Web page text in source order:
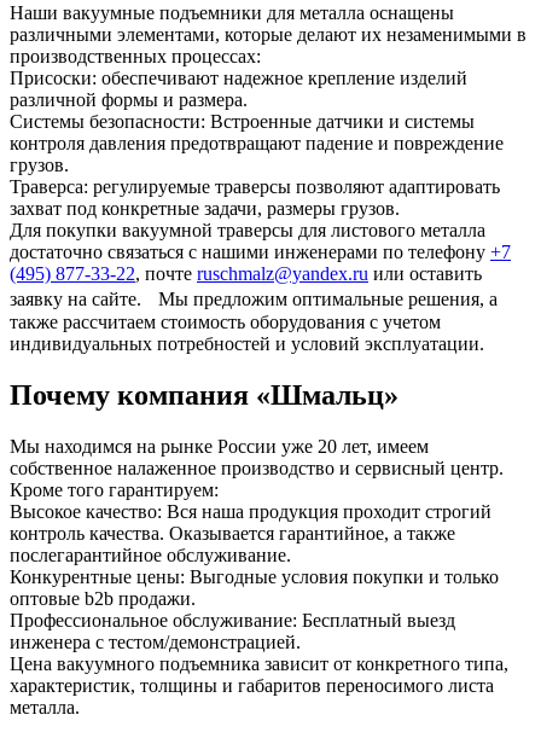
Наши вакуумные подъемники для металла оснащены
различными элементами, которые делают их незаменимыми в
производственных процессах:
Присоски: обеспечивают надежное крепление изделий
различной формы и размера.
Системы безопасности: Встроенные датчики и системы
контроля давления предотвращают падение и повреждение
грузов.
Траверса: регулируемые траверсы позволяют адаптировать
захват под конкретные задачи, размеры грузов.
Для покупки вакуумной траверсы для листового металла
достаточно связаться с нашими инженерами по телефону +7
(495) 877-33-22, почте ruschmalz@yandex.ru или оставить
заявку на сайте. Мы предложим оптимальные решения, а
также рассчитаем стоимость оборудования с учетом
индивидуальных потребностей и условий эксплуатации.
Почему компания «Шмальц»
Мы находимся на рынке России уже 20 лет, имеем
собственное налаженное производство и сервисный центр.
Кроме того гарантируем:
Высокое качество: Вся наша продукция проходит строгий
контроль качества. Оказывается гарантийное, а также
послегарантийное обслуживание.
Конкурентные цены: Выгодные условия покупки и только
оптовые b2b продажи.
Профессиональное обслуживание: Бесплатный выезд
инженера с тестом/демонстрацией.
Цена вакуумного подъемника зависит от конкретного типа,
характеристик, толщины и габаритов переносимого листа
металла.